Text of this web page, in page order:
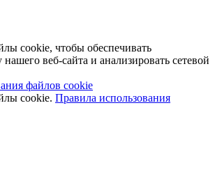
cookie, чтобы обеспечивать
веб-сайта и анализировать сетевой
файлов cookie
cookie. Правила использования